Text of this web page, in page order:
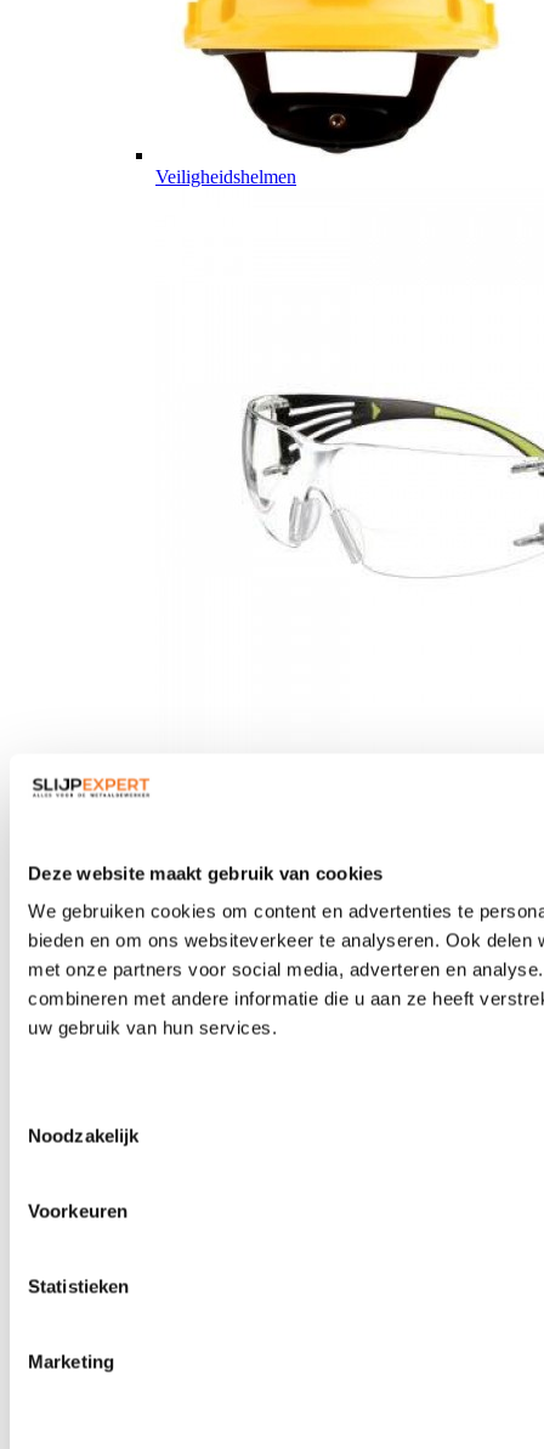
Deze website maakt gebruik van cookies
We gebruiken cookies om content en advertenties te
bieden en om ons websiteverkeer te analyseren. Ook
met onze partners voor social media, adverteren en
combineren met andere informatie die u aan ze heeft
uw gebruik van hun services.
Noodzakelijk
Voorkeuren
Statistieken
Marketing
Veiligheidshelmen